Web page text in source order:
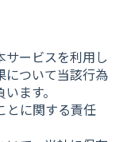
ービスを利用し
について当該行為
ます。
とに関する責任